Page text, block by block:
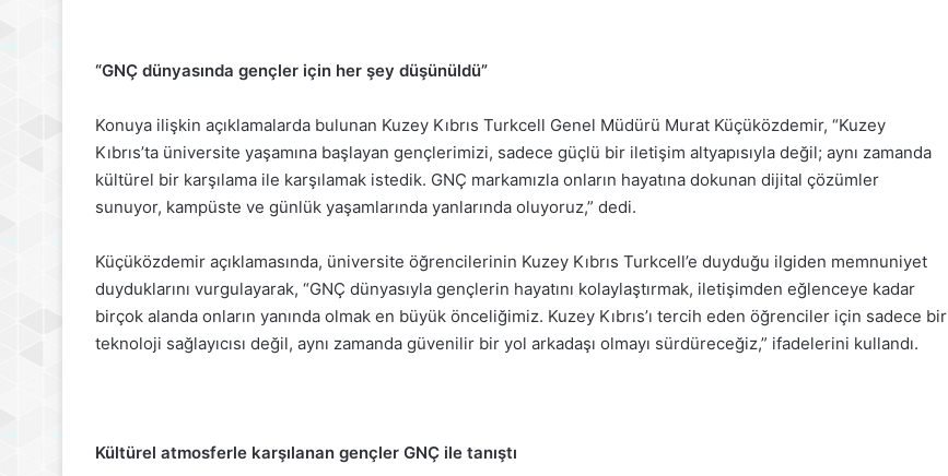
“GNÇ dünyasında gençler için her şey düşünüldü”
Konuya ilişkin açıklamalarda bulunan Kuzey Kıbrıs Turkcell Genel Müdürü Murat Küçüközdemir, “Kuzey
Kıbrıs’ta üniversite yaşamına başlayan gençlerimizi, sadece güçlü bir iletişim altyapısıyla değil; aynı zamanda
kültürel bir karşılama ile karşılamak istedik. GNÇ markamızla onların hayatına dokunan dijital çözümler
sunuyor, kampüste ve günlük yaşamlarında yanlarında oluyoruz,” dedi.
Küçüközdemir açıklamasında, üniversite öğrencilerinin Kuzey Kıbrıs Turkcell’e duyduğu ilgiden memnuniyet
duyduklarını vurgulayarak, “GNÇ dünyasıyla gençlerin hayatını kolaylaştırmak, iletişimden eğlenceye kadar
birçok alanda onların yanında olmak en büyük önceliğimiz. Kuzey Kıbrıs’ı tercih eden öğrenciler için sadece bir
teknoloji sağlayıcısı değil, aynı zamanda güvenilir bir yol arkadaşı olmayı sürdüreceğiz,” ifadelerini kullandı.
Kültürel atmosferle karşılanan gençler GNÇ ile tanıştı